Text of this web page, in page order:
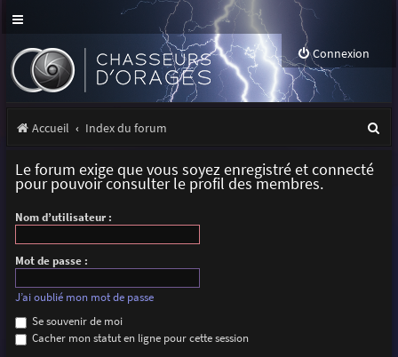
Connexion
Accueil Index du forum
Le forum exige que vous soyez enregistré et connecté
pour pouvoir consulter le profil des membres.
Nom d’utilisateur :
Mot de passe :
J’ai oublié mon mot de passe
Se souvenir de moi
Cacher mon statut en ligne pour cette session